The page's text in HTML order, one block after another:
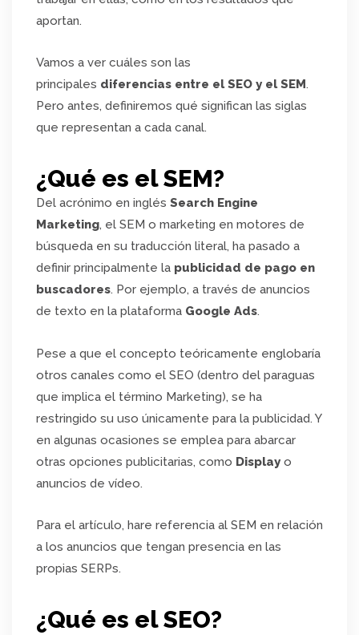
aportan.
Vamos a ver cuáles son las
principales diferencias entre el SEO y el SEM.
Pero antes, definiremos qué significan las siglas
que representan a cada canal.
¿Qué es el SEM?
Del acrónimo en inglés Search Engine
Marketing, el SEM o marketing en motores de
búsqueda en su traducción literal, ha pasado a
definir principalmente la publicidad de pago en
buscadores. Por ejemplo, a través de anuncios
de texto en la plataforma Google Ads.
Pese a que el concepto teóricamente englobaría
otros canales como el SEO (dentro del paraguas
que implica el término Marketing), se ha
restringido su uso únicamente para la publicidad. Y
en algunas ocasiones se emplea para abarcar
otras opciones publicitarias, como Display o
anuncios de vídeo.
Para el artículo, hare referencia al SEM en relación
a los anuncios que tengan presencia en las
propias SERPs.
¿Qué es el SEO?